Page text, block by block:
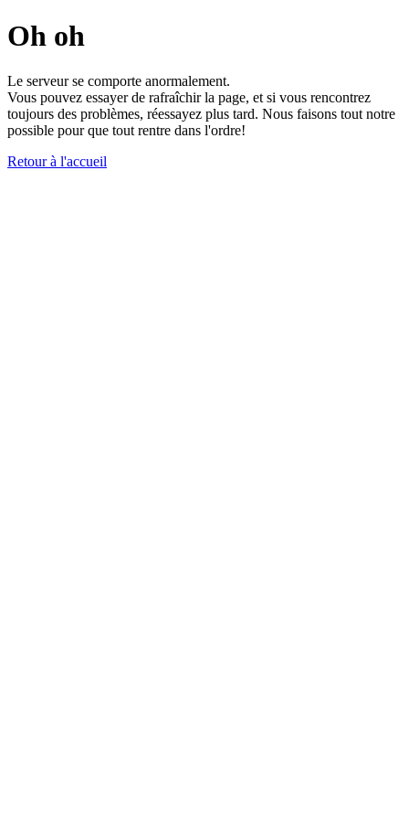
Oh oh
Le serveur se comporte anormalement.
Vous pouvez essayer de rafraîchir la page, et si vous rencontrez
toujours des problèmes, réessayez plus tard. Nous faisons tout notre
possible pour que tout rentre dans l'ordre!
Retour à l'accueil